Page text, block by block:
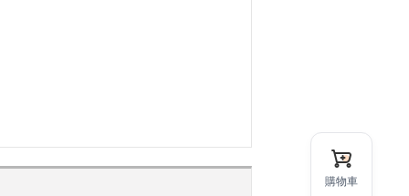
購物車